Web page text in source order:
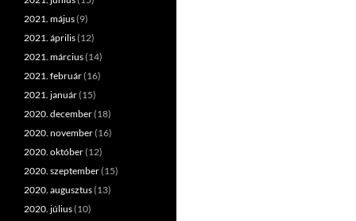
2021. május(9)
2021. április(12)
2021. március(14)
2021. február(16)
2021. január(15)
2020. december(18)
2020. november(16)
2020. október(12)
2020. szeptember(15)
2020. augusztus(13)
2020. július(10)